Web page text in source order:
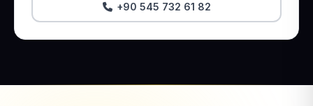
+90 545 732 61 82